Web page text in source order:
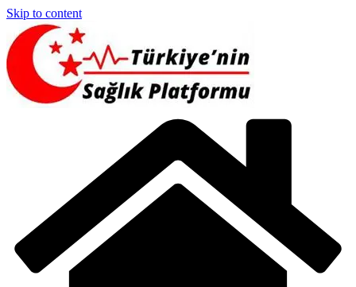
Skip to content